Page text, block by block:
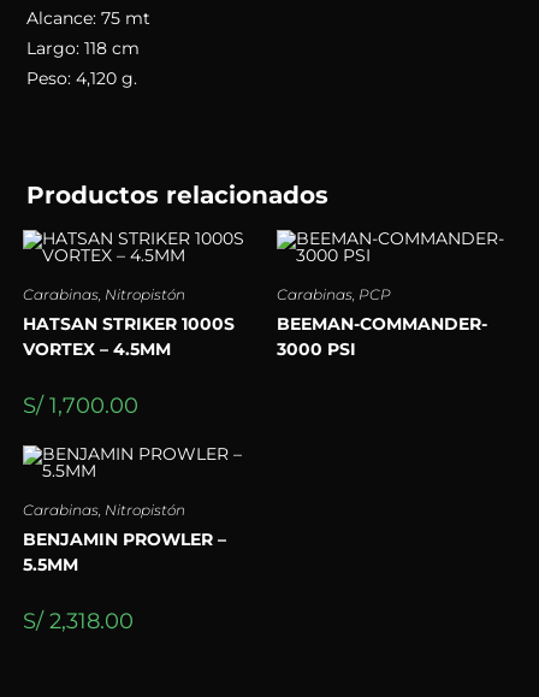
Alcance: 75 mt
Largo: 118 cm
Peso: 4,120 g.
Productos relacionados
Carabinas, Nitropistón
HATSAN STRIKER 1000S
VORTEX – 4.5MM
S/1,700.00
Carabinas PCP
BEEMAN-COMMANDER-
3000 PSI
Carabinas, Nitropistón
BENJAMIN PROWLER –
5.5MM
S/2,318.00